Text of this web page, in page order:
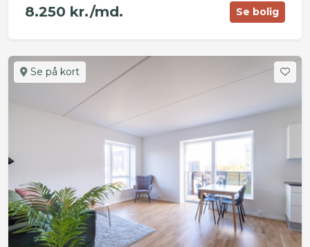
8.250 kr./md. Se bolig
Se på kort